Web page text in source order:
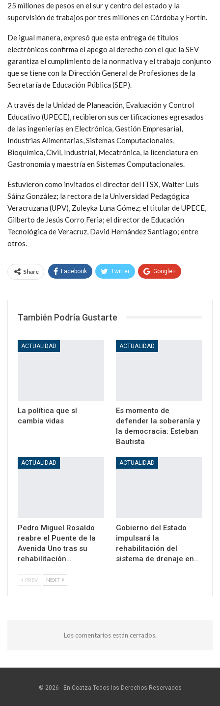
25 millones de pesos en el sur y centro del estado y la
supervisión de trabajos por tres millones en Córdoba y Fortín.
De igual manera, expresó que esta entrega de títulos
electrónicos confirma el apego al derecho con el que la SEV
garantiza el cumplimiento de la normativa y el trabajo conjunto
que se tiene con la Dirección General de Profesiones de la
Secretaría de Educación Pública (SEP).
A través de la Unidad de Planeación, Evaluación y Control
Educativo (UPECE), recibieron sus certificaciones egresados
de las ingenierías en Electrónica, Gestión Empresarial,
Industrias Alimentarias, Sistemas Computacionales,
Bioquímica, Civil, Industrial, Mecatrónica, la licenciatura en
Gastronomía y maestría en Sistemas Computacionales.
Estuvieron como invitados el director del ITSX, Walter Luis
Sáinz González; la rectora de la Universidad Pedagógica
Veracruzana (UPV), Zuleyka Luna Gómez; el titular de UPECE,
Gilberto de Jesús Corro Feria; el director de Educación
Tecnológica de Veracruz, David Hernández Santiago; entre
otros.
Share Facebook Twitter Google+
También Podría Gustarte
ACTUALIDAD
La política que sí
cambia vidas
ACTUALIDAD
Es momento de
defender la soberanía y
la democracia: Esteban
Bautista
ACTUALIDAD
Pedro Miguel Rosaldo
reabre el Puente de la
Avenida Uno tras su
rehabilitación…
ACTUALIDAD
Gobierno del Estado
impulsará la
rehabilitación del
sistema de drenaje en…
PREV NEXT
Los comentarios están cerrados.
© 2026 - En Coatza.Todos los Derechos Reservados